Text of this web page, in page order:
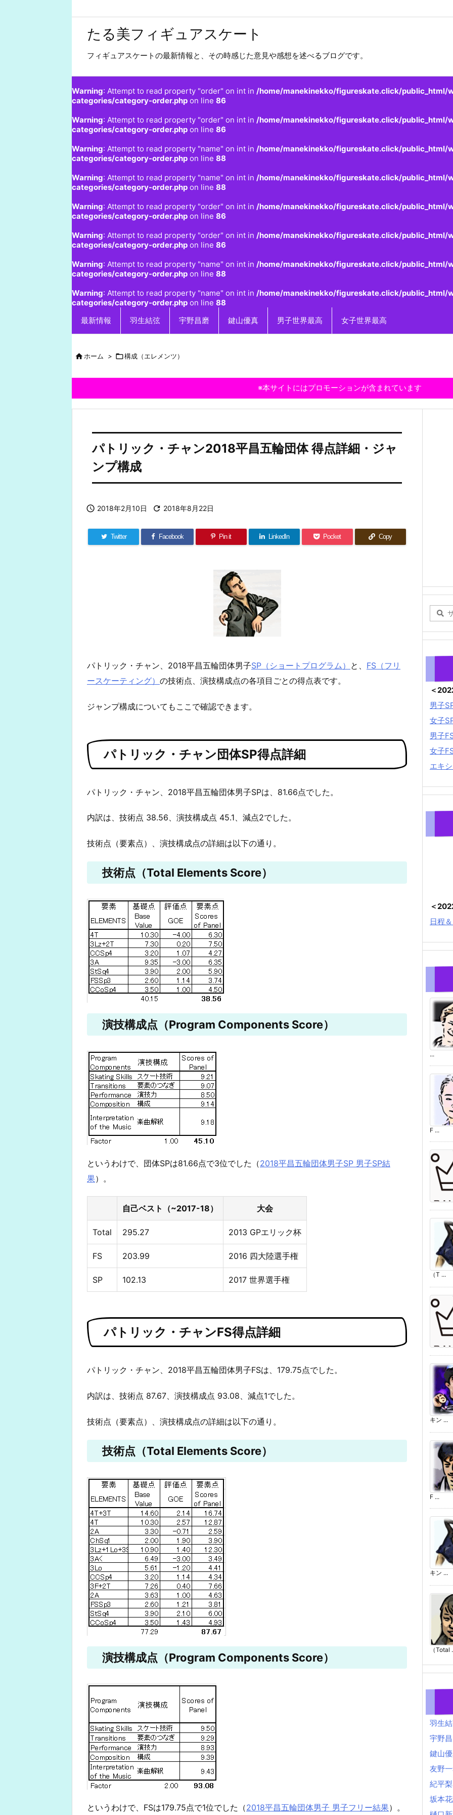
たる美フィギュアスケート
フィギュアスケートの最新情報と、その時感じた意見や感想を述べるブログです。
Warning: Attempt to read property "order" on int in /home/manekinekko/figureskate.click/public_html/
categories/category-order.php on line 86
Warning: Attempt to read property "order" on int in /home/manekinekko/figureskate.click/public_html/
categories/category-order.php on line 86
Warning: Attempt to read property "name" on int in /home/manekinekko/figureskate.click/public_html/
categories/category-order.php on line 88
Warning: Attempt to read property "name" on int in /home/manekinekko/figureskate.click/public_html/
categories/category-order.php on line 88
Warning: Attempt to read property "order" on int in /home/manekinekko/figureskate.click/public_html/
categories/category-order.php on line 86
Warning: Attempt to read property "order" on int in /home/manekinekko/figureskate.click/public_html/
categories/category-order.php on line 86
Warning: Attempt to read property "name" on int in /home/manekinekko/figureskate.click/public_html/
categories/category-order.php on line 88
Warning: Attempt to read property "name" on int in /home/manekinekko/figureskate.click/public_html/
categories/category-order.php on line 88
最新情報
羽生結弦 宇野昌磨 鍵山優真 男子世界最高 女子世界最高
ホーム > 構成（エレメンツ）
※本サイトにはプロモーションが含まれています
パトリック・チャン2018平昌五輪団体 得点詳細・ジャ
ンプ構成
 2018年2月10日  2018年8月22日
Twitter Facebook Pin it LinkedIn Pocket Copy
パトリック・チャン、2018平昌五輪団体男子SP（ショートプログラム） と、 FS（フリ
ースケーティング） の技術点、演技構成点の各項目ごとの得点表です。
ジャンプ構成についてもここで確認できます。
パトリック・チャン団体SP得点詳細
パトリック・チャン、2018平昌五輪団体男子SPは、81.66点でした。
内訳は、技術点 38.56、演技構成点 45.1、減点2でした。
技術点（要素点）、演技構成点の詳細は以下の通り。
技術点（Total Elements Score）
演技構成点（Program Components Score）
というわけで、団体SPは81.66点で3位でした（2018平昌五輪団体男子SP 男子SP結
果）。
自己ベスト（~2017-18） 大会
Total 295.27 2013 GPエリック杯
FS 203.99 2016 四大陸選手権
SP 102.13 2017 世界選手権
パトリック・チャンFS得点詳細
パトリック・チャン、2018平昌五輪団体男子FSは、179.75点でした。
内訳は、技術点 87.67、演技構成点 93.08、減点1でした。
技術点（要素点）、演技構成点の詳細は以下の通り。
技術点（Total Elements Score）
演技構成点（Program Components Score）
というわけで、FSは179.75点で1位でした（2018平昌五輪団体男子 男子フリー結果）。
＜
男子
女子
男子
女子
エキ
＜
日程
...
F ...
（T ...
キン ...
F ...
キン ...
（Total
羽生
宇野
鍵山
友野
紀平
坂本